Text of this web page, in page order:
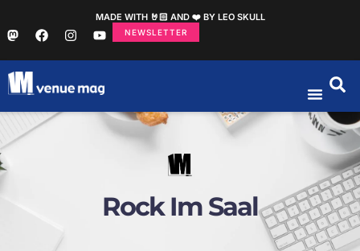
MADE WITH 🤘🏻 AND ❤️ BY LEO SKULL
NEWSLETTER
Rock Im Saal